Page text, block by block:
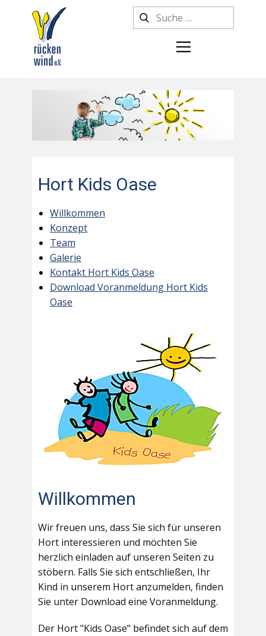
Hort Kids Oase
Willkommen
Konzept
Team
Galerie
Kontakt Hort Kids Oase
Download Voranmeldung Hort Kids
Oase
Willkommen
Wir freuen uns, dass Sie sich für unseren
Hort interessieren und möchten Sie
herzlich einladen auf unseren Seiten zu
stöbern. Falls Sie sich entschließen, Ihr
Kind in unserem Hort anzumelden, finden
Sie unter Download eine Voranmeldung.
Der Hort "Kids Oase" befindet sich auf dem